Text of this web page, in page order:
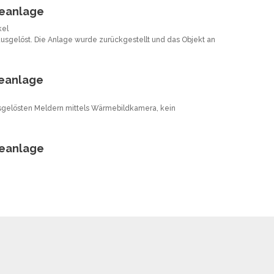
Die Anlage wurde zurückgestellt und das Objekt an
Meldern mittels Wärmebildkamera, kein